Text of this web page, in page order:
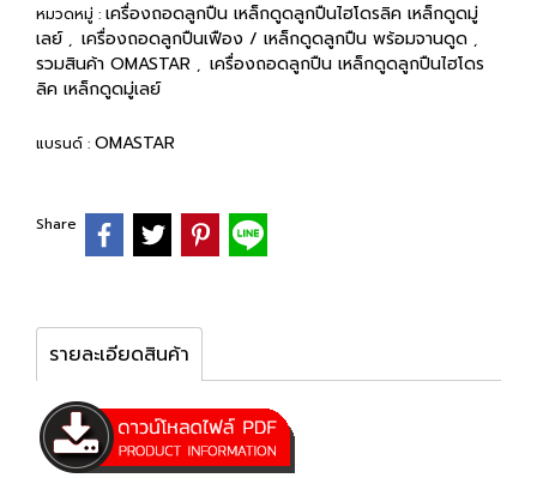
หมวดหมู่ : เครื่องถอดลูกปืน เหล็กดูดลูกปืนไฮโดรลิค เหล็กดูดมู่
เลย์ , เครื่องถอดลูกปืนเฟือง / เหล็กดูดลูกปืน พร้อมจานดูด ,
รวมสินค้า OMASTAR , เครื่องถอดลูกปืน เหล็กดูดลูกปืนไฮโดร
ลิค เหล็กดูดมู่เลย์
แบรนด์ : OMASTAR
Share
รายละเอียดสินค้า